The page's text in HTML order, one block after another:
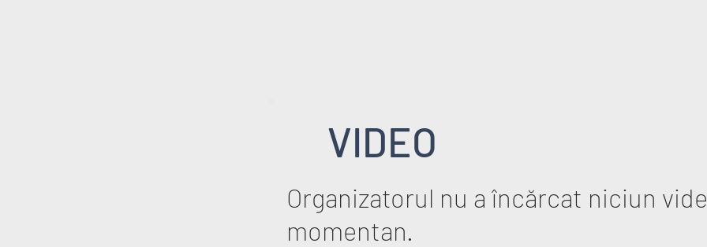
VIDEO
Organizatorul nu a încărcat niciun
momentan.